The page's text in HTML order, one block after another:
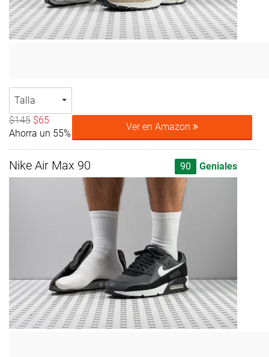
Talla
$145 $65
Ahorra un 55%
Ver en Amazon
Nike Air Max 90 90 Geniales